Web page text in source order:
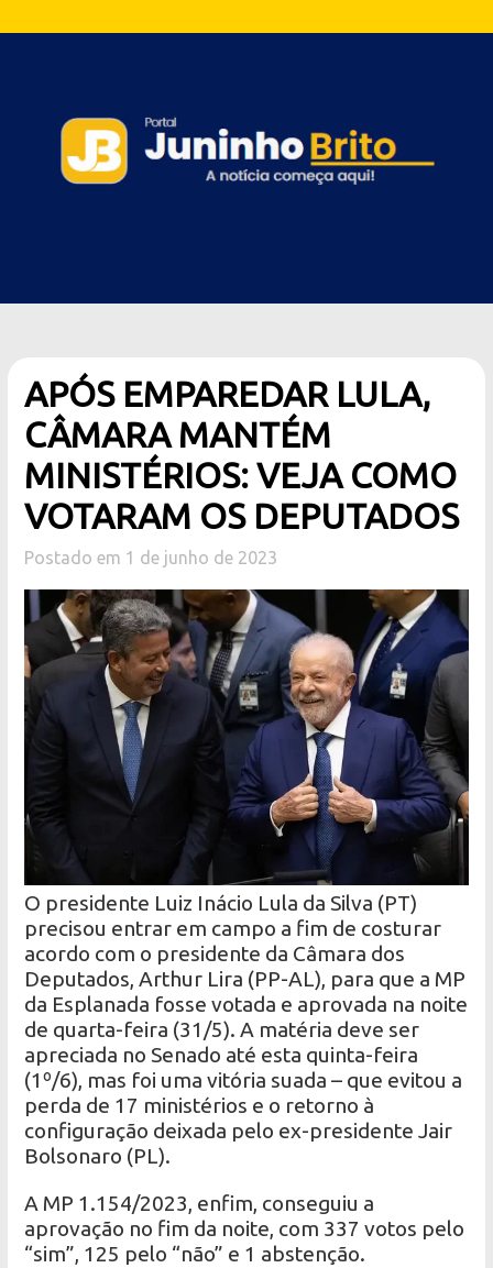
APÓS EMPAREDAR LULA,
CÂMARA MANTÉM
MINISTÉRIOS: VEJA COMO
VOTARAM OS DEPUTADOS
Postado em 1 de junho de 2023
O presidente Luiz Inácio Lula da Silva (PT)
precisou entrar em campo a fim de costurar
acordo com o presidente da Câmara dos
Deputados, Arthur Lira (PP-AL), para que a MP
da Esplanada fosse votada e aprovada na noite
de quarta-feira (31/5). A matéria deve ser
apreciada no Senado até esta quinta-feira
(1º/6), mas foi uma vitória suada – que evitou a
perda de 17 ministérios e o retorno à
configuração deixada pelo ex-presidente Jair
Bolsonaro (PL).
A MP 1.154/2023, enfim, conseguiu a
aprovação no fim da noite, com 337 votos pelo
“sim”, 125 pelo “não” e 1 abstenção.